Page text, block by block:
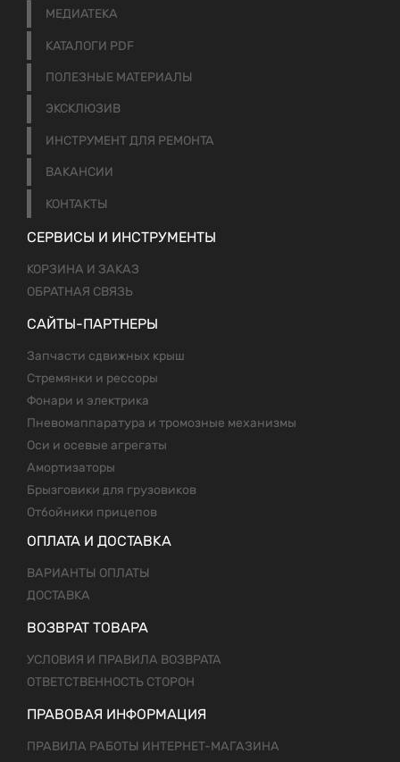
МЕДИАТЕКА
КАТАЛОГИ PDF
ПОЛЕЗНЫЕ МАТЕРИАЛЫ
ЭКСКЛЮЗИВ
ИНСТРУМЕНТ ДЛЯ РЕМОНТА
ВАКАНСИИ
КОНТАКТЫ
СЕРВИСЫ И ИНСТРУМЕНТЫ
КОРЗИНА И ЗАКАЗ
ОБРАТНАЯ СВЯЗЬ
САЙТЫ-ПАРТНЕРЫ
Запчасти сдвижных крыш
Стремянки и рессоры
Фонари и электрика
Пневомаппаратура и тромозные механизмы
Оси и осевые агрегаты
Амортизаторы
Брызговики для грузовиков
Отбойники прицепов
ОПЛАТА И ДОСТАВКА
ВАРИАНТЫ ОПЛАТЫ
ДОСТАВКА
ВОЗВРАТ ТОВАРА
УСЛОВИЯ И ПРАВИЛА ВОЗВРАТА
ОТВЕТСТВЕННОСТЬ СТОРОН
ПРАВОВАЯ ИНФОРМАЦИЯ
ПРАВИЛА РАБОТЫ ИНТЕРНЕТ-МАГАЗИНА